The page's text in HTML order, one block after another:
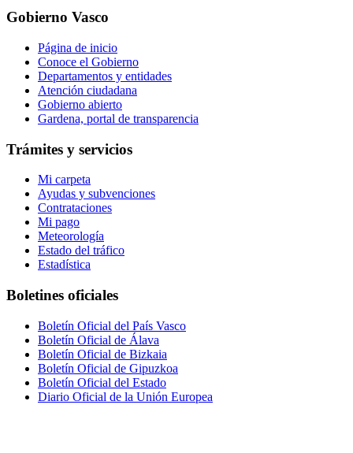
Gobierno Vasco
Página de inicio
Conoce el Gobierno
Departamentos y entidades
Atención ciudadana
Gobierno abierto
Gardena, portal de transparencia
Trámites y servicios
Mi carpeta
Ayudas y subvenciones
Contrataciones
Mi pago
Meteorología
Estado del tráfico
Estadística
Boletines oficiales
Boletín Oficial del País Vasco
Boletín Oficial de Álava
Boletín Oficial de Bizkaia
Boletín Oficial de Gipuzkoa
Boletín Oficial del Estado
Diario Oficial de la Unión Europea